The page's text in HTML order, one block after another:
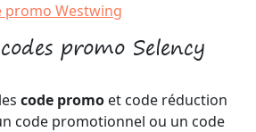
promo Westwing
promo Selency
code promo et code réduction
code promotionnel ou un code